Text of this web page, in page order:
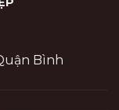
Bình